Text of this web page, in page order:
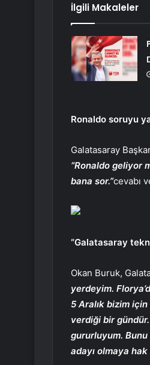
İlgili Makaleler
Ronaldo soruyu
Galatasaray
“Ronaldo geliyor
bana sor.”cevabı
“Galatasaray
Okan Buruk,
yerdeyim.
5 Aralık bizim
verdiği bir
gururluyum. Bunu
adayı olmaya hak